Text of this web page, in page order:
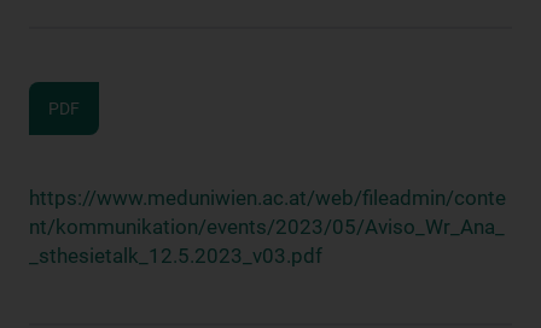
PDF
https://www.meduniwien.ac.at/web/fileadmin/conte
nt/kommunikation/events/2023/05/Aviso_Wr_Ana_
_sthesietalk_12.5.2023_v03.pdf